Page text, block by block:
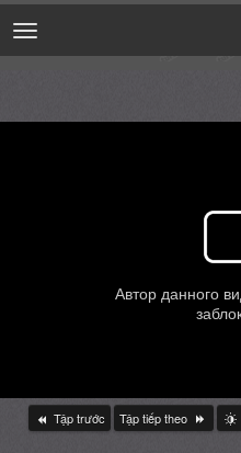
Menu
Tập trước Tập tiếp theo